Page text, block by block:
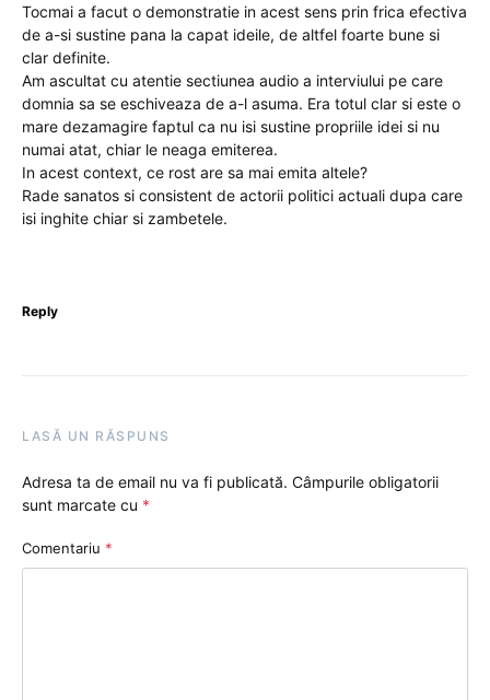
Tocmai a facut o demonstratie in acest sens prin frica efectiva
de a-si sustine pana la capat ideile, de altfel foarte bune si
clar definite.
Am ascultat cu atentie sectiunea audio a interviului pe care
domnia sa se eschiveaza de a-l asuma. Era totul clar si este o
mare dezamagire faptul ca nu isi sustine propriile idei si nu
numai atat, chiar le neaga emiterea.
In acest context, ce rost are sa mai emita altele?
Rade sanatos si consistent de actorii politici actuali dupa care
isi inghite chiar si zambetele.
Reply
LASĂ UN RĂSPUNS
Adresa ta de email nu va fi publicată. Câmpurile obligatorii
sunt marcate cu *
Comentariu *